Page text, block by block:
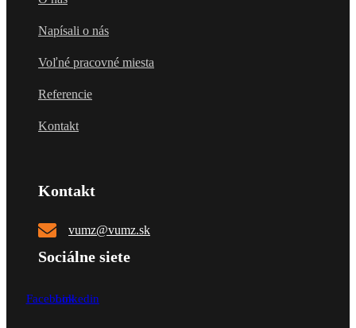
Napísali o nás
Voľné pracovné miesta
Referencie
Kontakt
Kontakt
vumz@vumz.sk
Sociálne siete
FacebookLinkedin